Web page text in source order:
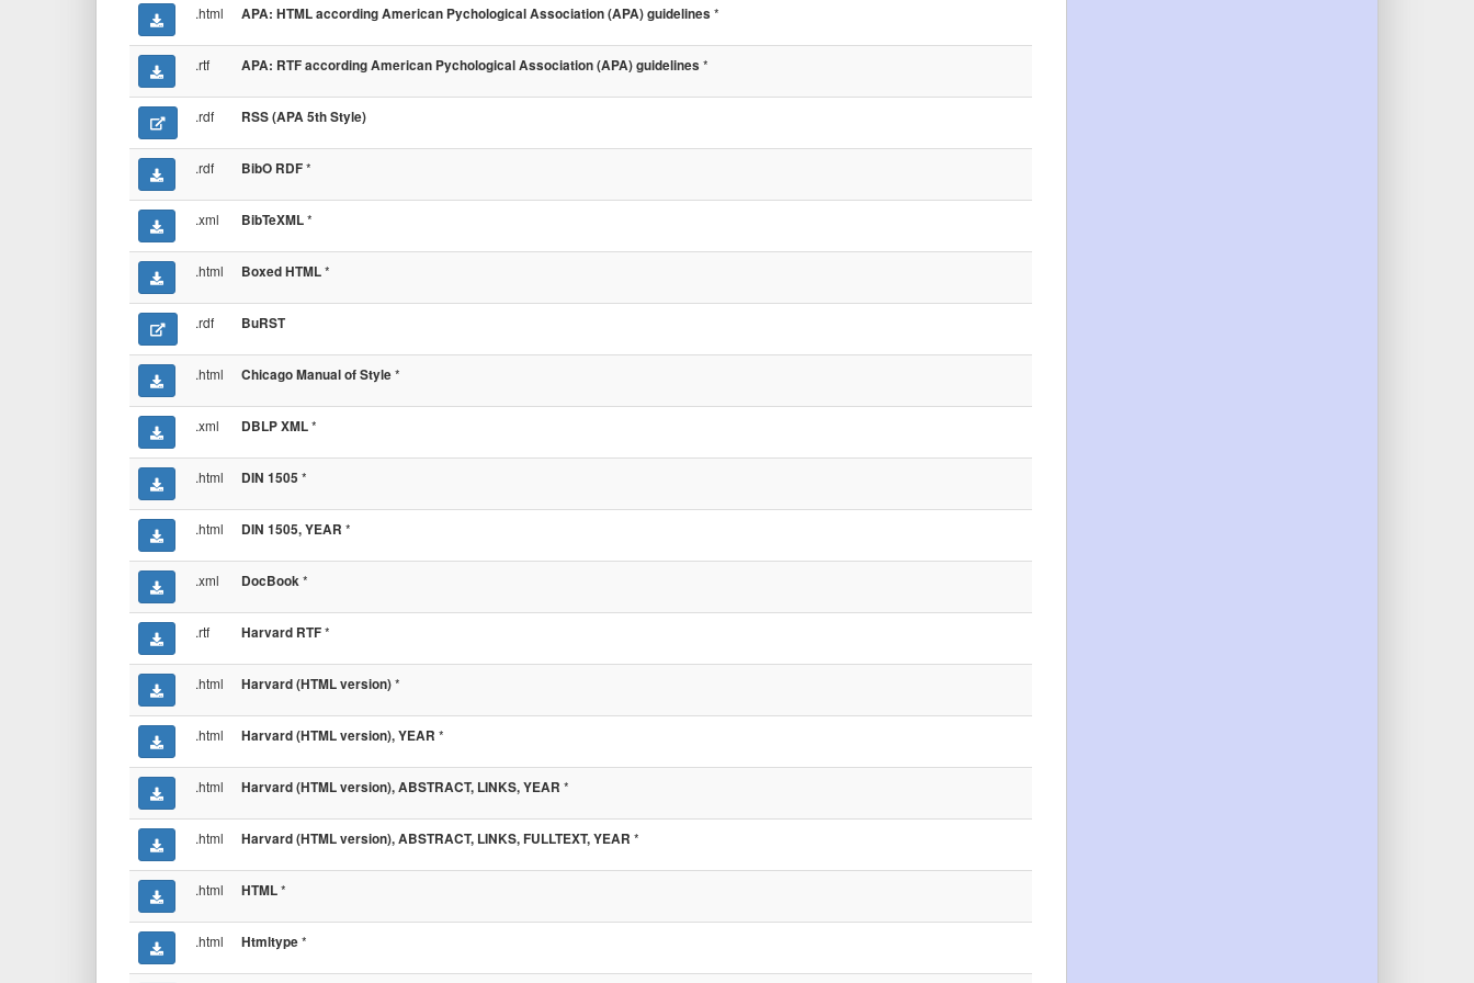
.html APA: HTML according American Pychological Association (APA) guidelines *
.rtf APA: RTF according American Pychological Association (APA) guidelines *
.rdf RSS (APA 5th Style)
.rdf BibO RDF*
.xml BibTeXML*
.html Boxed HTML*
.rdf BuRST
.html Chicago Manual of Style*
.xml DBLP XML*
.html DIN 1505 *
.html DIN 1505, YEAR *
.xml DocBook*
.rtf Harvard RTF*
.html Harvard (HTML version)*
.html Harvard (HTML version), YEAR *
.html Harvard (HTML version), ABSTRACT, LINKS, YEAR *
.html Harvard (HTML version), ABSTRACT, LINKS, FULLTEXT, YEAR *
.html HTML*
.html Htmltype*